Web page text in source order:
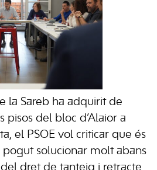
la Sareb ha adquirit de
pisos del bloc d’Alaior a
el PSOE vol criticar que és
pogut solucionar molt abans
del dret de tanteig i retracte